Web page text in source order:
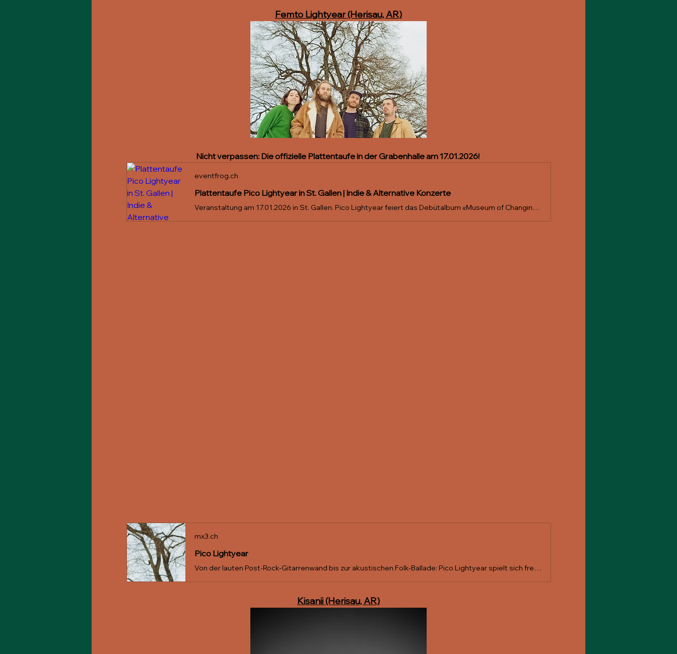
Femto Lightyear (Herisau, AR)
Nicht verpassen: Die offizielle Plattentaufe in der Grabenhalle am 17.01.2026!
eventfrog.ch
Plattentaufe Pico Lightyear in St. Gallen | Indie & Alternative Konzerte
Veranstaltung am 17.01.2026 in St. Gallen. Pico Lightyear feiert das Debütalbum «Museum of Changing Memories» in der Grabenhalle!
mx3.ch
Pico Lightyear
Von der lauten Post-Rock-Gitarrenwand bis zur akustischen Folk-Ballade: Pico Lightyear spielt sich frei durch die Rock-Palette. Mal wird mit dem feinen Pinsel angesetzt, mal wird der ganze Farbtopf auf die Leinwand geknallt. Das Debüt «Museum of Changing Memories» erschien im Herbst 2025.
Kisanii (Herisau, AR)